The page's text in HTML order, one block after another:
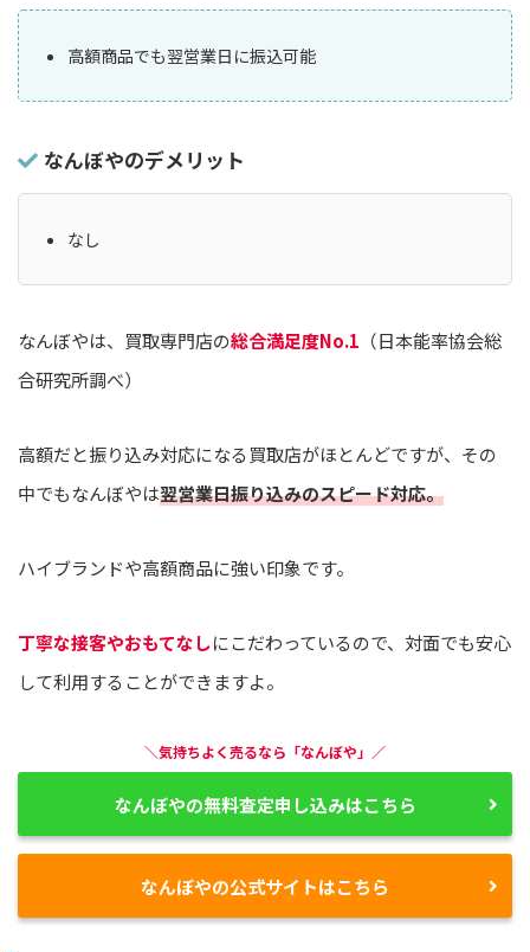
高額商品でも翌営業日に振込可能
なんぼやのデメリット
なし
なんぼやは、買取専門店の総合満足度No.1 （日本能率協会総
合研究所調べ）
高額だと振り込み対応になる買取店がほとんどですが、その
中でもなんぼやは翌営業日振り込みのスピード対応。
ハイブランドや高額商品に強い印象です。
丁寧な接客やおもてなしにこだわっているので、対面でも安心
して利用することができますよ。
＼気持ちよく売るなら「なんぼや」／
なんぼやの無料査定申し込みはこちら
なんぼやの公式サイトはこちら